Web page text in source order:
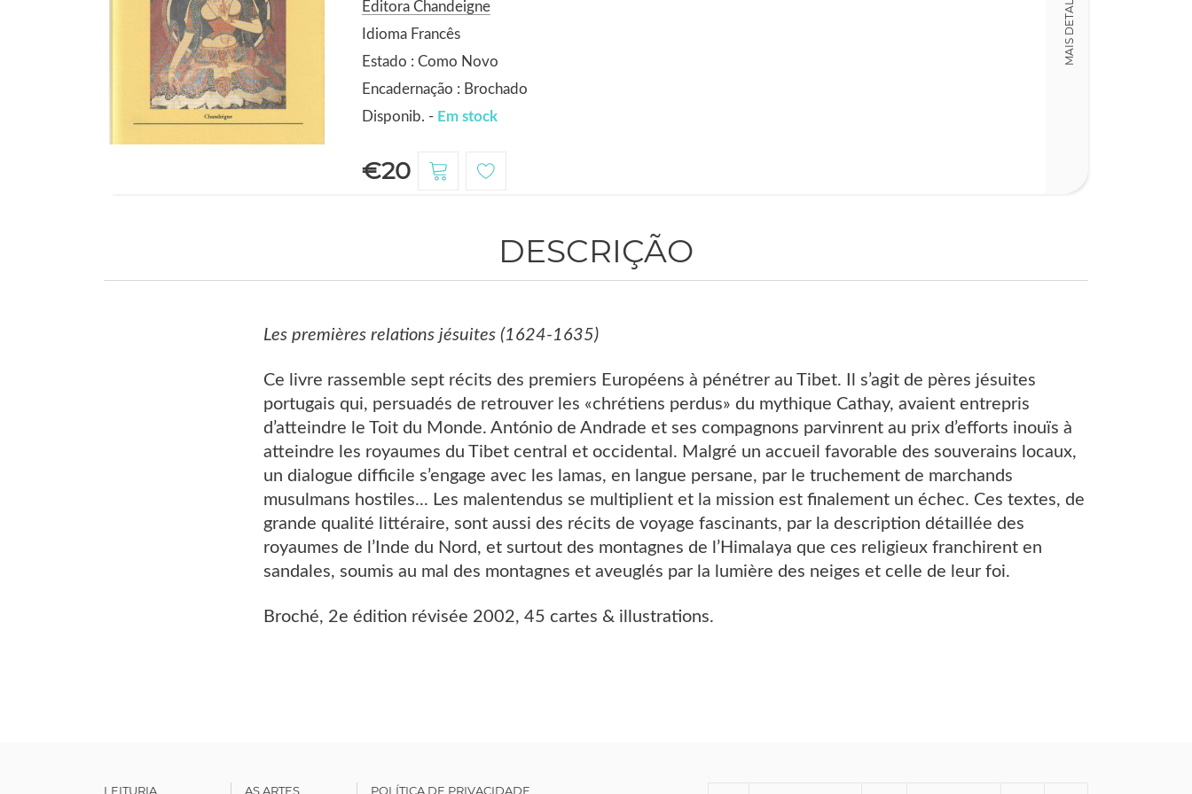
Editora Chandeigne
Idioma Francês
Estado : Como Novo
Encadernação : Brochado
Disponib. - Em stock
€20
MAIS DETALHES
DESCRIÇÃO
Les premières relations jésuites (1624-1635)
Ce livre rassemble sept récits des premiers Européens à pénétrer au Tibet. Il s’agit de pères jésuites
portugais qui, persuadés de retrouver les «chrétiens perdus» du mythique Cathay, avaient entrepris
d’atteindre le Toit du Monde. António de Andrade et ses compagnons parvinrent au prix d’efforts inouïs à
atteindre les royaumes du Tibet central et occidental. Malgré un accueil favorable des souverains locaux,
un dialogue difﬁcile s’engage avec les lamas, en langue persane, par le truchement de marchands
musulmans hostiles... Les malentendus se multiplient et la mission est ﬁnalement un échec. Ces textes, de
grande qualité littéraire, sont aussi des récits de voyage fascinants, par la description détaillée des
royaumes de l’Inde du Nord, et surtout des montagnes de l’Himalaya que ces religieux franchirent en
sandales, soumis au mal des montagnes et aveuglés par la lumière des neiges et celle de leur foi.
Broché, 2e édition révisée 2002, 45 cartes & illustrations.
LEITURIA AS ARTES POLÍTICA DE PRIVACIDADE